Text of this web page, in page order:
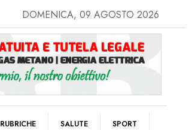
DOMENICA, 09 AGOSTO 2026
RUBRICHE SALUTE SPORT